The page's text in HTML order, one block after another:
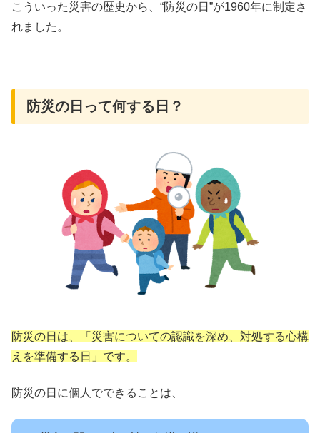
こういった災害の歴史から、“防災の日”が1960年に制定さ
れました。
防災の日って何する日？
防災の日は、「災害についての認識を深め、対処する心構
えを準備する日」です。
防災の日に個人でできることは、